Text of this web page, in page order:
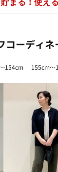
コーディネ
154cm 155cm～